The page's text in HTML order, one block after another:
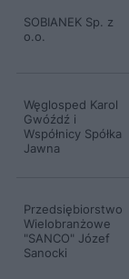
SOBIANEK Sp. z
o.o.
Węglosped Karol
Gwóźdź i
Współnicy Spółka
Jawna
Przedsiębiorstwo
Wielobranżowe
"SANCO" Józef
Sanocki